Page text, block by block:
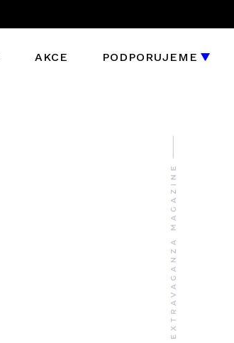
AKCE PODPORUJEME